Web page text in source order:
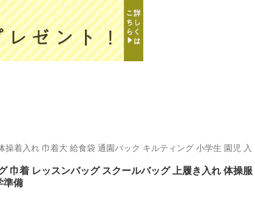
着入れ 巾着大 給食袋 通園バック キルティング 小学生 園児 入
巾着 レッスンバッグ スクールバッグ 上履き入れ 体操服
準備